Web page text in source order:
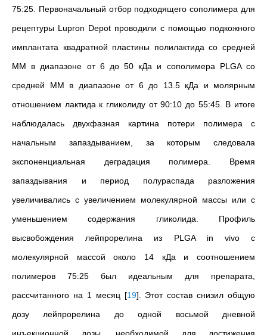
75:25. Первоначальный отбор подходящего сополимера для
рецептуры Lupron Depot проводили с помощью подкожного
имплантата квадратной пластины полилактида со средней
ММ в диапазоне от 6 до 50 кДа и сополимера PLGA со
средней ММ в диапазоне от 6 до 13.5 кДа и молярным
отношением лактида к гликолиду от 90:10 до 55:45. В итоге
наблюдалась двухфазная картина потери полимера с
начальным запаздыванием, за которым следовала
экспоненциальная деградация полимера. Время
запаздывания и период полураспада разложения
увеличивались с увеличением молекулярной массы или с
уменьшением содержания гликолида. Профиль
высвобождения лейпрорелина из PLGA in vivo с
молекулярной массой около 14 кДа и соотношением
полимеров 75:25 был идеальным для препарата,
рассчитанного на 1 месяц [19]
Этот состав снизил общую
дозу лейпрорелина до одной восьмой дневной
инъекционной дозы, необходимой для достижения